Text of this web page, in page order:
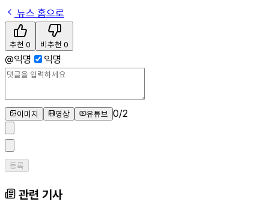
뉴스 홈으로
추천 0 비추천 0
@익명 익명
이미지 영상 유튜브 0/2
등록
관련 기사